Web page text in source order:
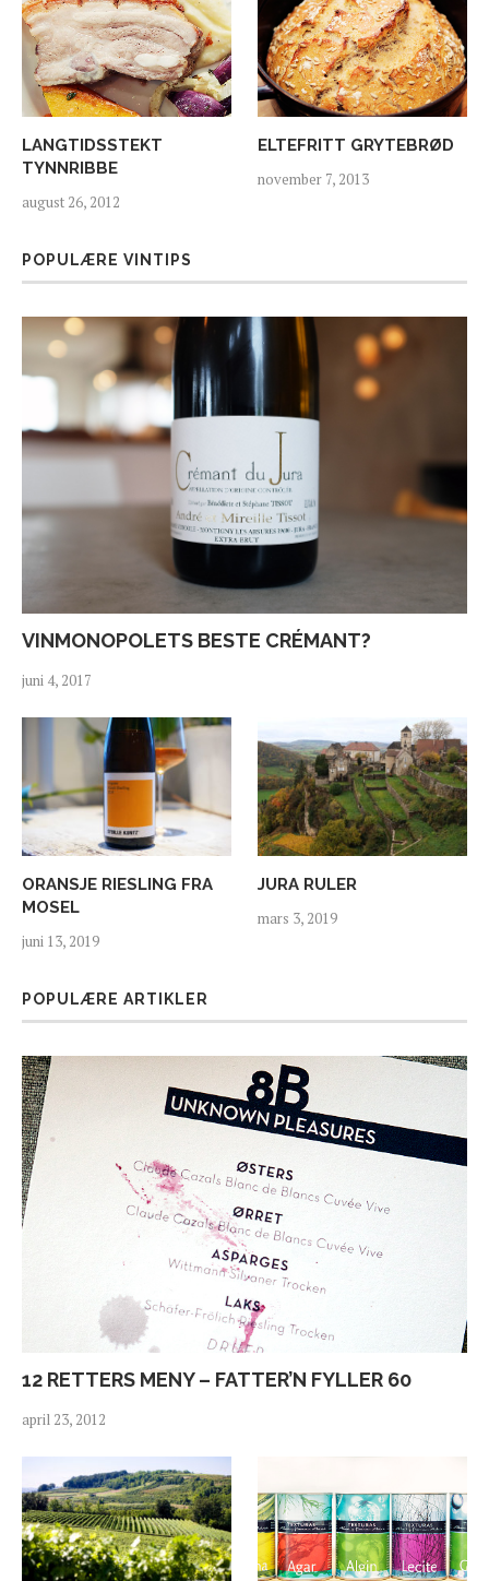
LANGTIDSSTEKT
TYNNRIBBE
august 26, 2012
ELTEFRITT GRYTEBRØD
november 7, 2013
POPULÆRE VINTIPS
VINMONOPOLETS BESTE CRÉMANT?
juni 4, 2017
ORANSJE RIESLING FRA
MOSEL
juni 13, 2019
JURA RULER
mars 3, 2019
POPULÆRE ARTIKLER
12 RETTERS MENY – FATTER’N FYLLER 60
april 23, 2012